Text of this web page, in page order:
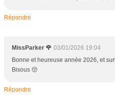
Répondre
MissParker 🌹 03/01/2026 19:04
Bonne et heureuse année 2026, et
Bisous 😚
Répondre